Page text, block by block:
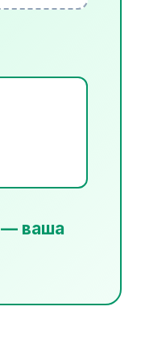
— ваша